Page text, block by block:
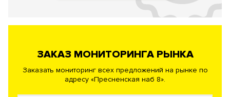
ЗАКАЗ МОНИТОРИНГА РЫНКА
Заказать мониторинг всех предложений на рынке по
адресу «Пресненская наб 8».